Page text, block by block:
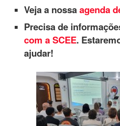
Veja a nossaagenda
Precisa de
com a SCEE.
ajudar!